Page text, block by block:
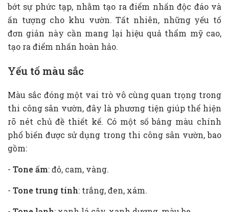
bớt sự phức tạp, nhằm tạo ra điểm nhấn độc đáo và
ấn tượng cho khu vườn. Tất nhiên, những yếu tố
đơn giản này cần mang lại hiệu quả thẩm mỹ cao,
tạo ra điểm nhấn hoàn hảo.
Yếu tố màu sắc
Màu sắc đóng một vai trò vô cùng quan trọng trong
thi công sân vườn, đây là phương tiện giúp thể hiện
rõ nét chủ đề thiết kế. Có một số bảng màu chính
phổ biến được sử dụng trong thi công sân vườn, bao
gồm:
- Tone ấm: đỏ, cam, vàng.
- Tone trung tính: trắng, đen, xám.